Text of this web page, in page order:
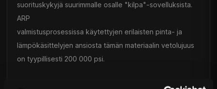
suorituskykyjä suurimmalle osalle "kilpa"-sovelluksista.
ARP
valmistusprosessissa käytettyjen erilaisten pinta- ja
lämpökäsittelyjen ansiosta tämän materiaalin vetolujuus
on tyypillisesti 200 000 psi.